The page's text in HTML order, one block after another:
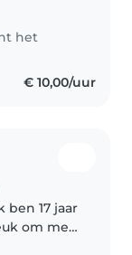
en werk
de
het
€ 10,00/uur
ben 17 jaar
om met